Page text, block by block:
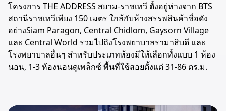
โครงการ THE ADDRESS สยาม-ราชเทวี ตั้งอยู่ห่างจาก BTS
สถานีราชเทวีเพียง 150 เมตร ใกล้กับห้างสรรพสินค้าชื่อดัง
อย่างSiam Paragon, Central Chidlom, Gaysorn Village
และ Central World รวมไปถึงโรงพยาบาลรามาธิบดี และ
โรงพยาบาลอื่นๆ สำหรับประเภทห้องมีให้เลือกทั้งแบบ 1 ห้อง
นอน, 1-3 ห้องนอนดูเพล็กซ์ พื้นที่ใช้สอยตั้งแต่ 31-86 ตร.ม.